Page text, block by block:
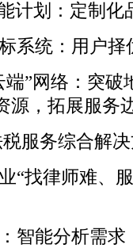
计划：定制化
系统：用户
端”网络：突
源，拓展服务
服务综合解决
“找律师难、
智能分析需